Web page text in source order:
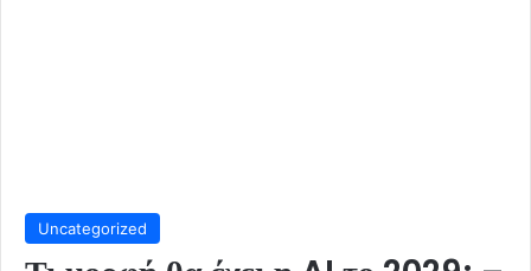
Uncategorized